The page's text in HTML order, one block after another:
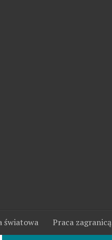
światowa Praca zagranicą